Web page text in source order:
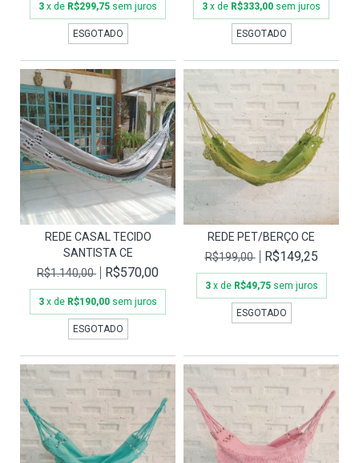
3 x de R$299,75 sem juros
ESGOTADO
3 x de R$333,00 sem juros
ESGOTADO
REDE CASAL TECIDO
SANTISTA CE
R$1.140,00
R$570,00
3 x de R$190,00 sem juros
ESGOTADO
REDE PET/BERÇO CE
R$199,00
R$149,25
3 x de R$49,75 sem juros
ESGOTADO